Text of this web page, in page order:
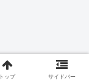
トップ サイドバー